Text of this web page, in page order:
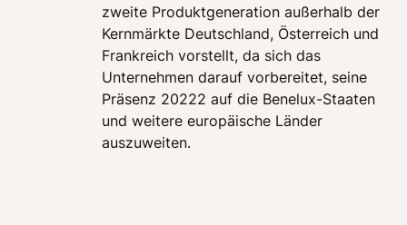
zweite Produktgeneration außerhalb der
Kernmärkte Deutschland, Österreich und
Frankreich vorstellt, da sich das
Unternehmen darauf vorbereitet, seine
Präsenz 20222 auf die Benelux-Staaten
und weitere europäische Länder
auszuweiten.